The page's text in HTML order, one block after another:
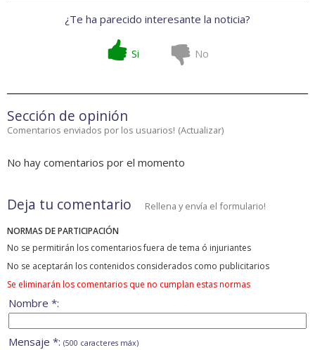
¿Te ha parecido interesante la noticia?
Si No
Sección de opinión
Comentarios enviados por los usuarios! (Actualizar)
No hay comentarios por el momento
Deja tu comentario Rellena y envía el formulario!
NORMAS DE PARTICIPACIÓN
No se permitirán los comentarios fuera de tema ó injuriantes
No se aceptarán los contenidos considerados como publicitarios
Se eliminarán los comentarios que no cumplan estas normas
Nombre *:
Mensaje *: (500 caracteres máx)